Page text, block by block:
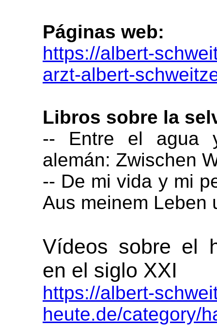
Páginas web:
https://albert-
arzt-albert-
Libros sobre la
-- Entre el agua
alemán: Zwischen
-- De mi vida y mi
Aus meinem Leben
Vídeos sobre el
en el siglo XXI
https://albert-
heute.de/category/